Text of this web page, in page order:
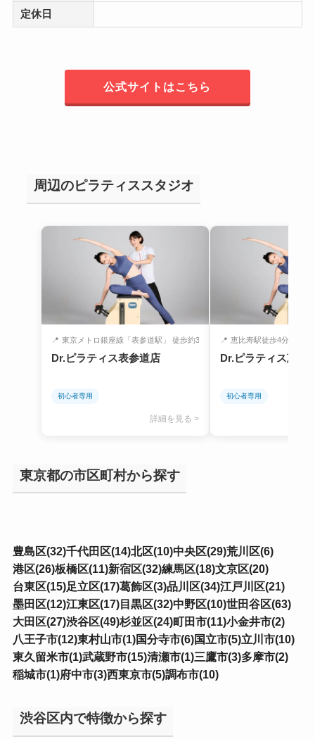
定休日
公式サイトはこちら
周辺のピラティススタジオ
📍 東京メトロ銀座線「表参道駅」 徒歩約3分
Dr.ピラティス表参道店
初心者専用
詳細を見る >
📍 恵比寿駅徒歩4分
Dr.ピラティス恵比
初心者専用
東京都の市区町村から探す
豊島区(32)千代田区(14)北区(10)中央区(29)荒川区(6)
港区(26)板橋区(11)新宿区(32)練馬区(18)文京区(20)
台東区(15)足立区(17)葛飾区(3)品川区(34)江戸川区(21)
墨田区(12)江東区(17)目黒区(32)中野区(10)世田谷区(63)
大田区(27)渋谷区(49)杉並区(24)町田市(11)小金井市(2)
八王子市(12)東村山市(1)国分寺市(6)国立市(5)立川市(10)
東久留米市(1)武蔵野市(15)清瀬市(1)三鷹市(3)多摩市(2)
稲城市(1)府中市(3)西東京市(5)調布市(10)
渋谷区内で特徴から探す